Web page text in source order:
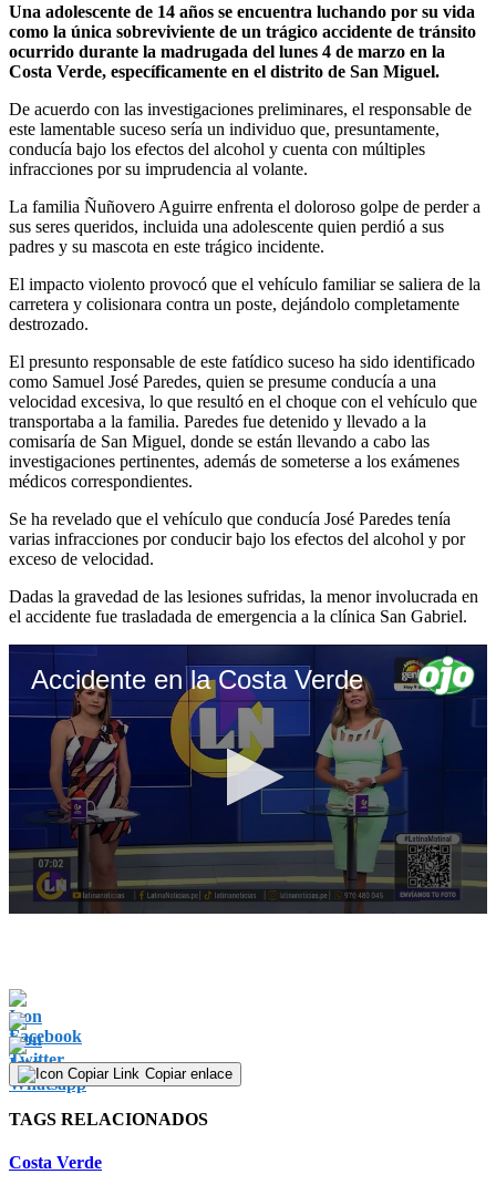
Una adolescente de 14 años se encuentra luchando por su vida
como la única sobreviviente de un trágico accidente de tránsito
ocurrido durante la madrugada del lunes 4 de marzo en la
Costa Verde, específicamente en el distrito de San Miguel.
De acuerdo con las investigaciones preliminares, el responsable de
este lamentable suceso sería un individuo que, presuntamente,
conducía bajo los efectos del alcohol y cuenta con múltiples
infracciones por su imprudencia al volante.
La familia Ñuñovero Aguirre enfrenta el doloroso golpe de perder a
sus seres queridos, incluida una adolescente quien perdió a sus
padres y su mascota en este trágico incidente.
El impacto violento provocó que el vehículo familiar se saliera de la
carretera y colisionara contra un poste, dejándolo completamente
destrozado.
El presunto responsable de este fatídico suceso ha sido identificado
como Samuel José Paredes, quien se presume conducía a una
velocidad excesiva, lo que resultó en el choque con el vehículo que
transportaba a la familia. Paredes fue detenido y llevado a la
comisaría de San Miguel, donde se están llevando a cabo las
investigaciones pertinentes, además de someterse a los exámenes
médicos correspondientes.
Se ha revelado que el vehículo que conducía José Paredes tenía
varias infracciones por conducir bajo los efectos del alcohol y por
exceso de velocidad.
Dadas la gravedad de las lesiones sufridas, la menor involucrada en
el accidente fue trasladada de emergencia a la clínica San Gabriel.
Accidente en la Costa Verde
minutes,
47
seconds
Copiar enlace
TAGS RELACIONADOS
Costa Verde